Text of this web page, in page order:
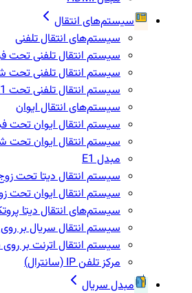
سیستم‌های انتقال
سیستم‌های انتقال تلفنی
سیستم انتقال تلفنی تحت
سیستم انتقال تلفنی تحت
سیستم انتقال تلفنی تحت E1
سیستم‌های انتقال ایوان
سیستم انتقال ایوان تحت
سیستم انتقال ایوان تحت
مبدل E1
سیستم انتقال دیتا تحت
سیستم انتقال ایوان تحت
سیستم‌های انتقال دیتا
سیستم انتقال سریال بر
سیستم انتقال اترنت بر روی
مرکز تلفن IP‌ (سانترال)
مبدل سریال